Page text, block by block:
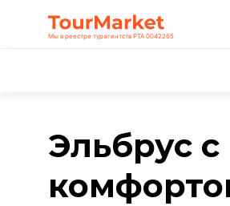
Мы в реестре турагентств РТА 0042265
Эльбрус